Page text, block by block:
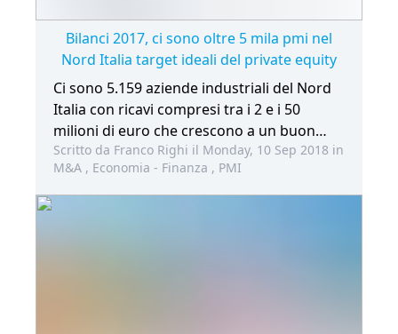
Bilanci 2017, ci sono oltre 5 mila pmi nel
Nord Italia target ideali del private equity
Ci sono 5.159 aziende industriali del Nord
Italia con ricavi compresi tra i 2 e i 50
milioni di euro che crescono a un buon
ritmo, macinano margini e hanno un
debito contenuto. E sono insomma target
ideali per fondi di private equity
Scritto da Franco Righi il Monday, 10 Sep 2018 in
M&A , Economia - Finanza , PMI